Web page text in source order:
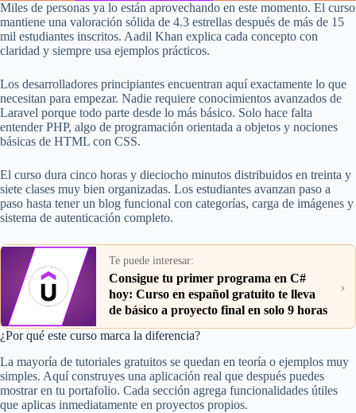
Miles de personas ya lo están aprovechando en este momento. El curso
mantiene una valoración sólida de 4.3 estrellas después de más de 15
mil estudiantes inscritos. Aadil Khan explica cada concepto con
claridad y siempre usa ejemplos prácticos.
Los desarrolladores principiantes encuentran aquí exactamente lo que
necesitan para empezar. Nadie requiere conocimientos avanzados de
Laravel porque todo parte desde lo más básico. Solo hace falta
entender PHP, algo de programación orientada a objetos y nociones
básicas de HTML con CSS.
El curso dura cinco horas y dieciocho minutos distribuidos en treinta y
siete clases muy bien organizadas. Los estudiantes avanzan paso a
paso hasta tener un blog funcional con categorías, carga de imágenes y
sistema de autenticación completo.
Te puede interesar:
Consigue tu primer programa en C#
hoy: Curso en español gratuito te lleva
de básico a proyecto final en solo 9 horas
›
¿Por qué este curso marca la diferencia?
La mayoría de tutoriales gratuitos se quedan en teoría o ejemplos muy
simples. Aquí construyes una aplicación real que después puedes
mostrar en tu portafolio. Cada sección agrega funcionalidades útiles
que aplicas inmediatamente en proyectos propios.